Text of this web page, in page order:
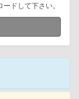
ドして下さい。